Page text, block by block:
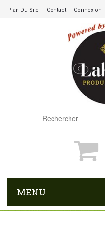
Contact
Plan Du Site Connexion
MENU